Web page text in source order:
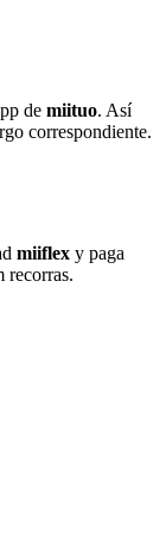
de miituo. Así
correspondiente.
miiflex y paga
recorras.